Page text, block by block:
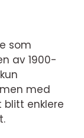
som
av 1900-
med
enklere